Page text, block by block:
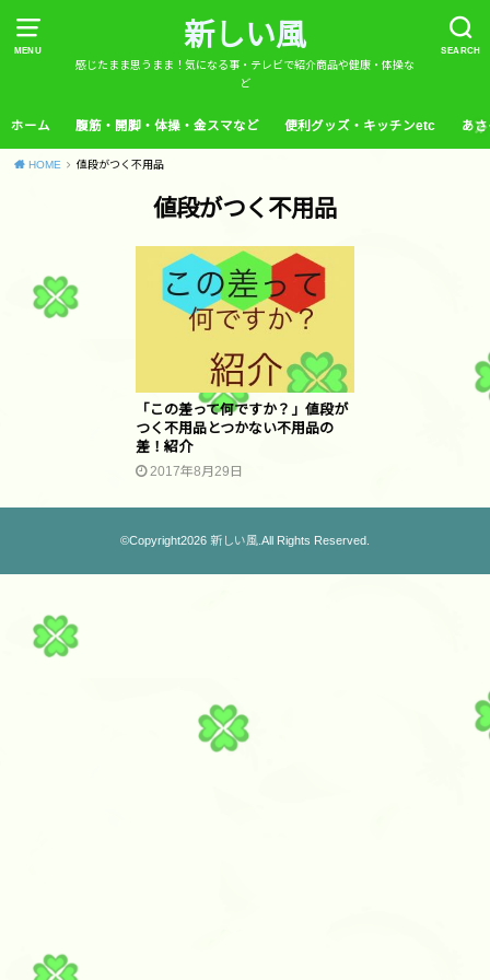
MENU SEARCH
新しい風
感じたまま思うまま！気になる事・テレビで紹介商品や健康・体操な
ど
ホーム 腹筋・開脚・体操・金スマなど 便利グッズ・キッチンetc あ
HOME 値段がつく不用品
値段がつく不用品
「この差って何ですか？」値段が
つく不用品とつかない不用品の
差！紹介
2017年8月29日
©Copyright2026 新しい風.All Rights Reserved.